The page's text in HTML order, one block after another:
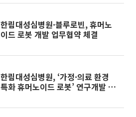
한림대성심병원·블루로빈, 휴머노
이드 로봇 개발 업무협약 체결
한림대성심병원, ‘가정·의료 환경
특화 휴머노이드 로봇’ 연구개발 착